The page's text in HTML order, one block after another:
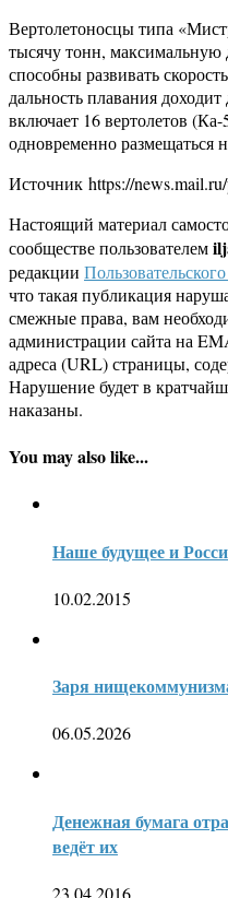
Вертолетоносцы типа
тысячу тонн, максимальную
способны развивать
дальность плавания
включает 16 вертолетов
одновременно размещаться
Источник https://
Настоящий материал
сообществе пользователем
редакции
что такая публикация
смежные права, вам
администрации сайта на
адреса (URL) страницы,
Нарушение будет в
наказаны.
You may also like...
Наше будущее и
10.02.2015
Заря
06.05.2026
Денежная бумага
ведёт их
23.04.2016